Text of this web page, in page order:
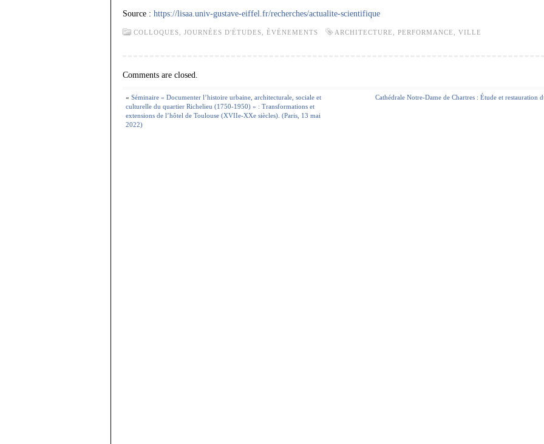
Source : https://lisaa.univ-gustave-eiffel.fr/recherches/actualite-scientifique
COLLOQUES, JOURNÉES D'ÉTUDES, ÉVÉNEMENTS ARCHITECTURE PERFORMANCE VILLE
Comments are closed.
« Séminaire « Documenter l’histoire urbaine, architecturale, sociale et
culturelle du quartier Richelieu (1750-1950) » : Transformations et
extensions de l’hôtel de Toulouse (XVIIe-XXe siècles). (Paris, 13 mai
2022)
Cathédrale Notre-Dame de Chartres : Étude et restauration